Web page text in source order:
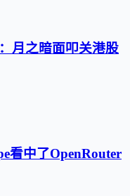
月之暗面叩关港股
看中了OpenRouter